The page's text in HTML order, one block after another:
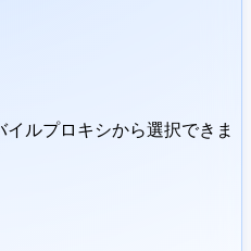
ルプロキシから選択できま